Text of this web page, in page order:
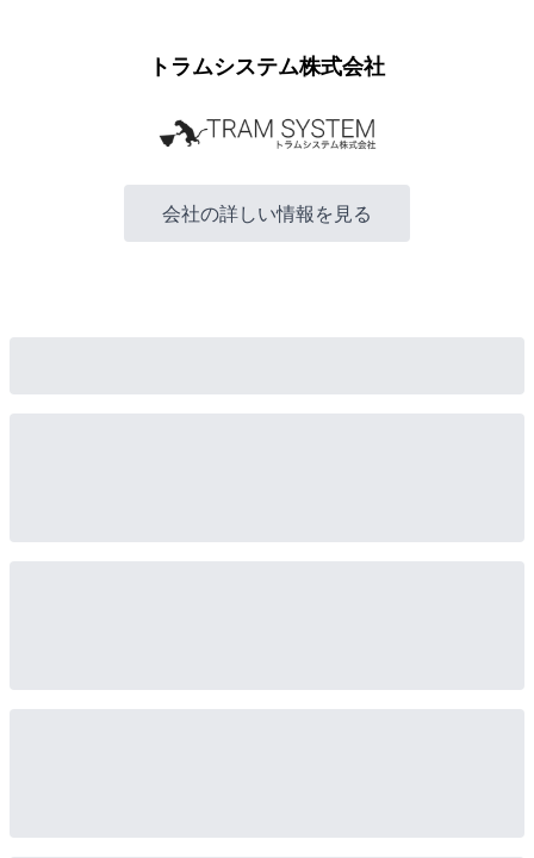
トラムシステム株式会社
会社の詳しい情報を見る